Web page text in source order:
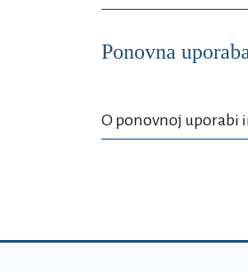
Ponovna uporaba
O ponovnoj uporabi